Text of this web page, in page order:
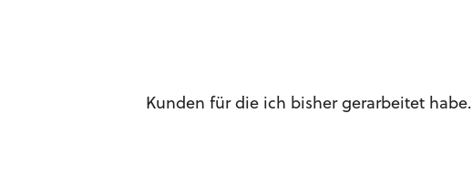
Kunden für die ich bisher gerarbeitet habe.